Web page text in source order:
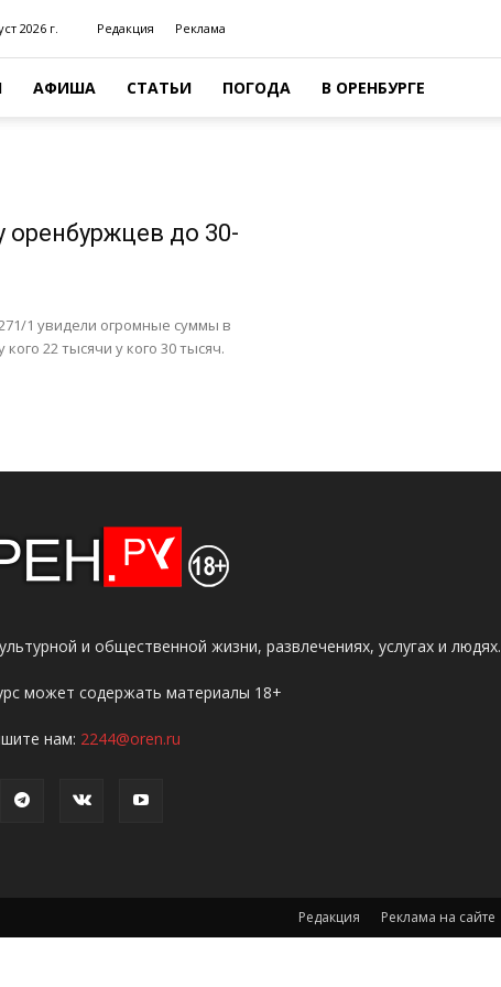
2026 г. Редакция Реклама
АФИША СТАТЬИ ПОГОДА В ОРЕНБУРГЕ
оренбуржцев до 30-
1 увидели огромные суммы в
22 тысячи у кого 30 тысяч.
и общественной жизни, развлечениях, услугах и людях.
может содержать материалы 18+
нам: 2244@oren.ru
Редакция Реклама на сайте